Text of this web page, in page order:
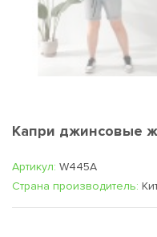
Капри джинсовые
Артикул: W445A
Cтрана производитель: